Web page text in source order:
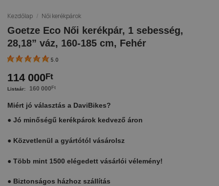
Kezdőlap / Női kerékpárok
Goetze Eco Női kerékpár, 1 sebesség,
28,18” váz, 160-185 cm, Fehér
5.0
114 000Ft
160 000 Ft
Miért jó választás a DaviBikes?
● Jó minőségű kerékpárok kedvező áron
● Közvetlenül a gyártótól vásárolsz
● Több mint 1500 elégedett vásárlói vélemény!
● Biztonságos házhoz szállítás